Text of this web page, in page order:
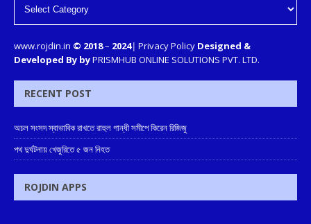
www.rojdin.in © 2018– 2024| Privacy Policy Designed &
Developed By byPRISMHUB ONLINE SOLUTIONS PVT. LTD.
RECENT POST
অচল সংসদ স্বাভাবিক রাখতে রাহুল গান্ধী সমীপে কিরেন রিজিজু
পথ দুর্ঘটনায় খেজুরিতে ৫ জন নিহত
ROJDIN APPS